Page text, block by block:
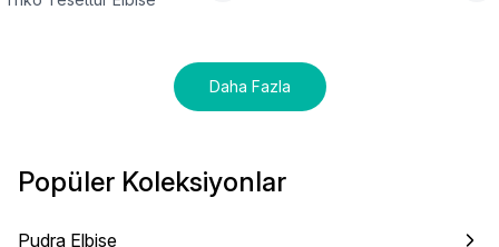
Daha Fazla
Popüler Koleksiyonlar
Pudra Elbise